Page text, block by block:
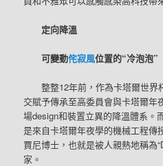
定向降溫
可變動侘寂風位置的“冷泡泡”
整整12年前，作為卡塔爾世
交賦予傳承至高委員會與卡塔爾年
場design和裝置立異的降溫體系。
是來自卡塔爾年夜學的機械工程傳
賈尼博士，也就是被人親熱地稱為
家。